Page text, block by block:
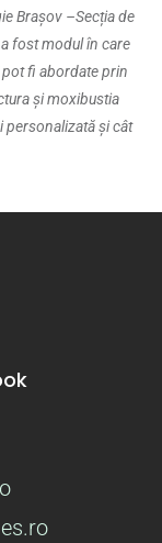
Brașov –Secția de
fost modul în care
fi abordate prin
și moxibustia
personalizată și cât